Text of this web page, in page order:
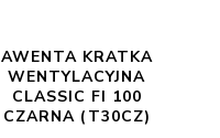
AWENTA KRATKA
WENTYLACYJNA
CLASSIC FI 100
CZARNA (T30CZ)